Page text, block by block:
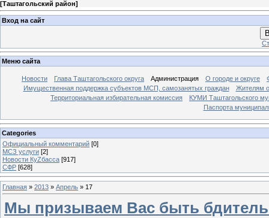
[Таштагольский район]
Вход на сайт
Меню сайта
Новости Глава Таштагольского округа Администрация О городе и округе
Имущественная поддержка субъектов МСП, самозанятых граждан
Жителям
Территориальная избирательная комиссия
КУМИ Таштагольского
Паспорта
Categories
Официальный комментарий [0]
МСЗ услуги [2]
Новости КуZбасса [917]
СФР [628]
Главная » 2013 » Апрель » 17
Мы призываем Вас быть